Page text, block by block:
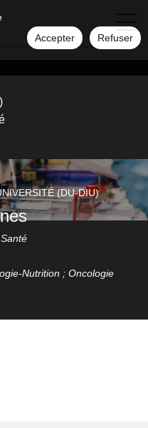
Accepter Refuser
(DU-DIU)
Nutrition ; Oncologie